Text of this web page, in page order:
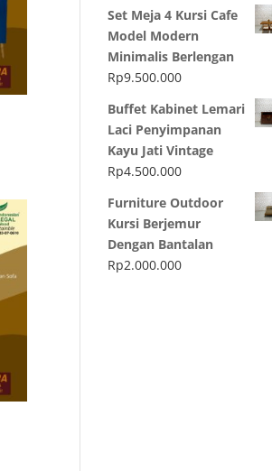
Set Meja 4 Kursi Cafe
Model Modern
Minimalis Berlengan
Rp9.500.000
Buffet Kabinet Lemari
Laci Penyimpanan
Kayu Jati Vintage
Rp4.500.000
Furniture Outdoor
Kursi Berjemur
Dengan Bantalan
Rp2.000.000